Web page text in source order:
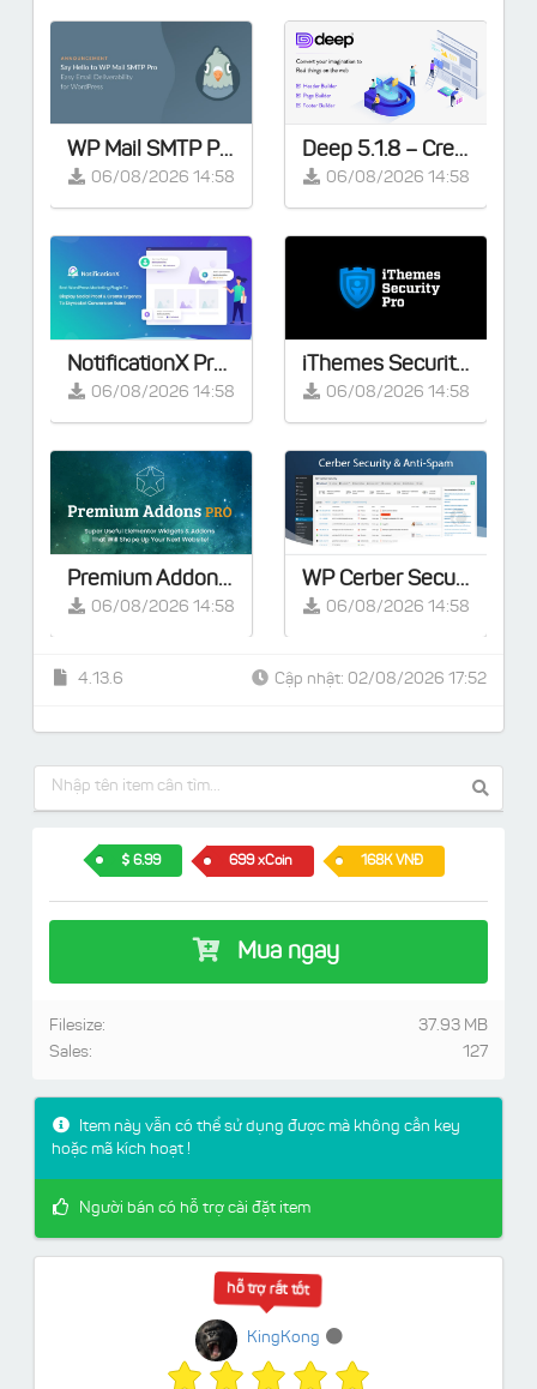
WP Mail SMTP Pro v4.9.0 - Khắc phục tất cả các vấn đề về WordPress không gửi được email
06/08/2026 14:58
Deep 5.1.8 – Creative Multi-Purpose WordPress Theme
06/08/2026 14:58
NotificationX Pro v3.1.5 – Giải pháp tiếp thị tốt nhất cho website WordPress của bạn
06/08/2026 14:58
iThemes Security Pro v9.0.4
06/08/2026 14:58
Premium Addons PRO for Elementor v2.9.57 [Activated]
06/08/2026 14:58
WP Cerber Security Pro v9.9
06/08/2026 14:58
4.13.6 Cập nhật: 02/08/2026 17:52
6.99 699 xCoin 168K VNĐ
Mua ngay
37.93 MB
Filesize:
127
Sales:
Item này vẫn có thể sử dụng được mà không cần key
hoặc mã kích hoạt !
Người bán có hỗ trợ cài đặt item
hỗ trợ rất tốt
KingKong